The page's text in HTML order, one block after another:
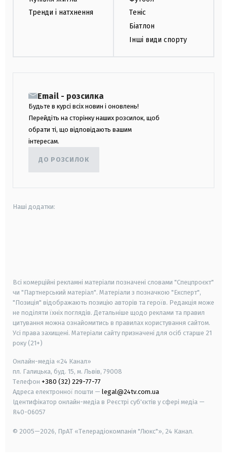
Тренди і натхнення
Теніс
Біатлон
Інші види спорту
Email - розсилка
Будьте в курсі всіх новин і оновлень!
Перейдіть на сторінку наших розсилок, щоб
обрати ті, що відповідають вашим
інтересам.
ДО РОЗСИЛОК
Наші додатки:
Всі комерційні рекламні матеріали позначені словами "Спецпроєкт"
чи "Партнерський матеріал". Матеріали з позначкою "Експерт",
"Позиція" відображають позицію авторів та героїв. Редакція може
не поділяти їхніх поглядів. Детальніше щодо реклами та правил
цитування можна ознайомитись в правилах користування сайтом.
Усі права захищені. Матеріали сайту призначені для осіб старше 21
року (21+)
Онлайн-медіа «24 Канал»
пл. Галицька, буд. 15, м. Львів, 79008
Телефон +380 (32) 229-77-77
Адреса електронної пошти — legal@24tv.com.ua
Ідентифікатор онлайн-медіа в Реєстрі суб'єктів у сфері медіа —
R40-06057
© 2005—2026, ПрАТ «Телерадіокомпанія "Люкс"», 24 Канал.